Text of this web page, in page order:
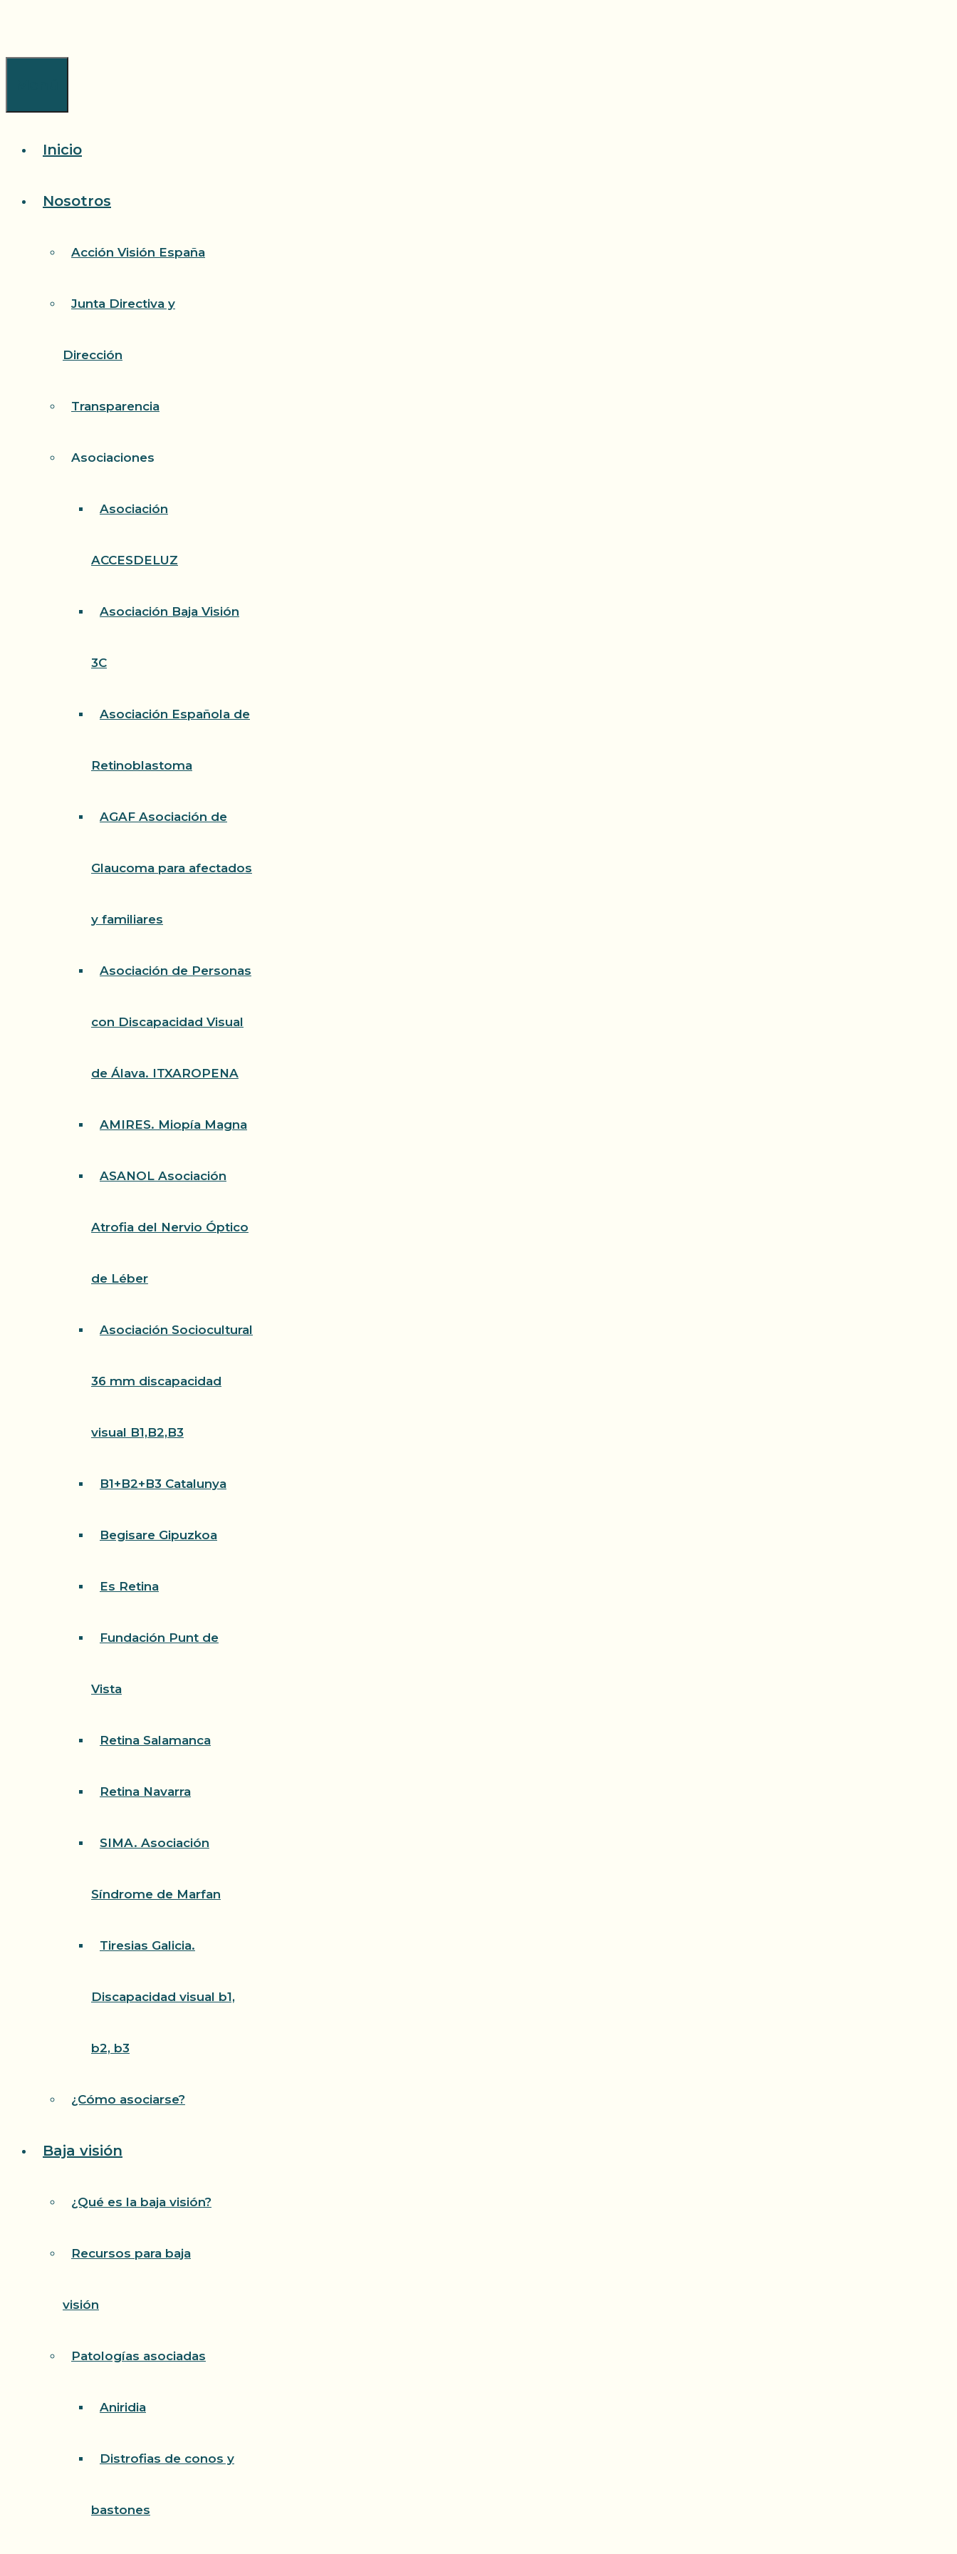
Inicio
Nosotros
Acción Visión España
Junta Directiva y
Dirección
Transparencia
Asociaciones
Asociación
ACCESDELUZ
Asociación Baja Visión
3C
Asociación Española de
Retinoblastoma
AGAF Asociación de
Glaucoma para afectados
y familiares
Asociación de Personas
con Discapacidad Visual
de Álava. ITXAROPENA
AMIRES. Miopía Magna
ASANOL Asociación
Atrofia del Nervio Óptico
de Léber
Asociación Sociocultural
36 mm discapacidad
visual B1,B2,B3
B1+B2+B3 Catalunya
Begisare Gipuzkoa
Es Retina
Fundación Punt de
Vista
Retina Salamanca
Retina Navarra
SIMA. Asociación
Síndrome de Marfan
Tiresias Galicia.
Discapacidad visual b1,
b2, b3
¿Cómo asociarse?
Baja visión
¿Qué es la baja visión?
Recursos para baja
visión
Patologías asociadas
Aniridia
Distrofias de conos y
bastones